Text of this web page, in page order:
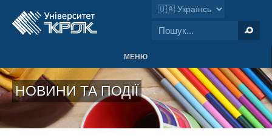
МЕНЮ
НОВИНИ ТА ПОДІЇ